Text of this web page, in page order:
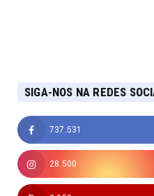
SIGA-NOS NA REDES
737.531
28.500